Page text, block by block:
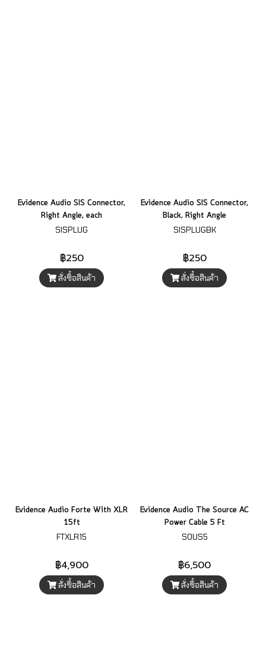
Evidence Audio SIS Connector,
Right Angle, each
SISPLUG
฿250
สั่งซื้อสินค้า
Evidence Audio SIS Connector,
Black, Right Angle
SISPLUGBK
฿250
สั่งซื้อสินค้า
Evidence Audio Forte With XLR
15ft
FTXLR15
฿4,900
สั่งซื้อสินค้า
Evidence Audio The Source AC
Power Cable 5 Ft
SOUS5
฿6,500
สั่งซื้อสินค้า